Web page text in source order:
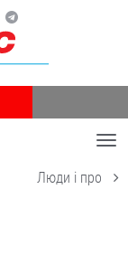
Люди і